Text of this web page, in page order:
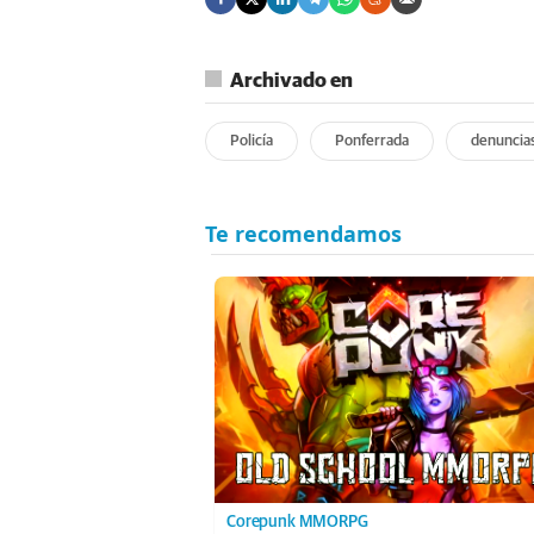
Archivado en
Policía Ponferrada
Corepunk MMORPG